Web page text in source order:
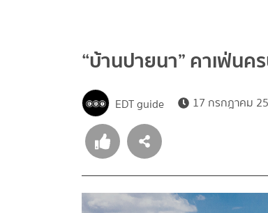
“บ้านปายนา” คาเฟ่นค
EDT guide 17 กรกฎาคม